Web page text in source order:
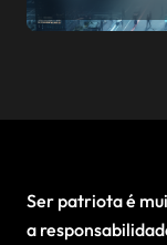
Ser patriota é
a